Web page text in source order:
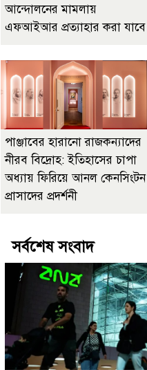
আন্দোলনের মামলায়
এফআইআর প্রত্যাহার করা যাবে
পাঞ্জাবের হারানো রাজকন্যাদের
নীরব বিদ্রোহ: ইতিহাসের চাপা
অধ্যায় ফিরিয়ে আনল কেনসিংটন
প্রাসাদের প্রদর্শনী
সর্বশেষ সংবাদ